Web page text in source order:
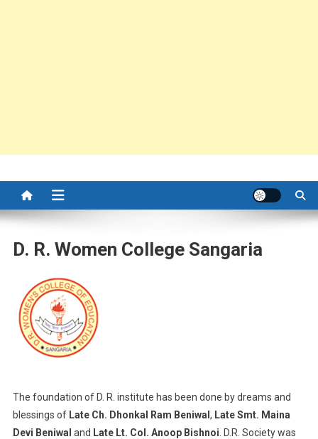
D. R. Women College Sangaria
The foundation of D. R. institute has been done by dreams and
blessings of Late Ch. Dhonkal Ram Beniwal , Late Smt. Maina
Devi Beniwal and Late Lt. Col. Anoop Bishnoi . D.R. Society was